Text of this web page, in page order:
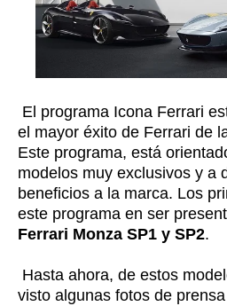
El programa Icona Ferrari
el mayor éxito de Ferrari de
Este programa, está
modelos muy exclusivos y a
beneficios a la marca. Los
este programa en ser
Ferrari Monza SP1 y SP2.
Hasta ahora, de estos
visto algunas fotos de